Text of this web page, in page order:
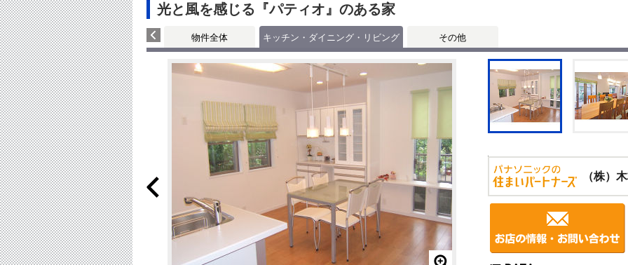
光と風を感じる『パティオ』のある家
物件全体 キッチン・ダイニング・リビング その他
（株）